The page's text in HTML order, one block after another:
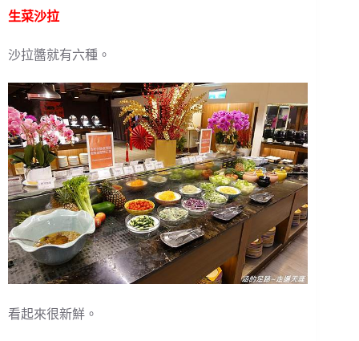
生菜沙拉
沙拉醬就有六種。
看起來很新鮮。